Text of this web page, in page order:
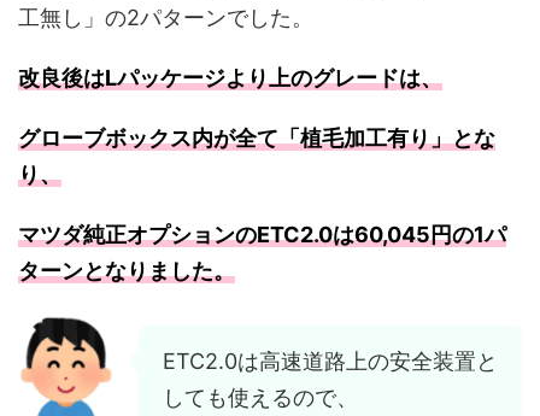
工無し」の2パターンでした。
改良後はLパッケージより上のグレードは、
グローブボックス内が全て「植毛加工有り」とな
り、
マツダ純正オプションのETC2.0は60,045円の1パ
ターンとなりました。
ETC2.0は高速道路上の安全装置と
しても使えるので、